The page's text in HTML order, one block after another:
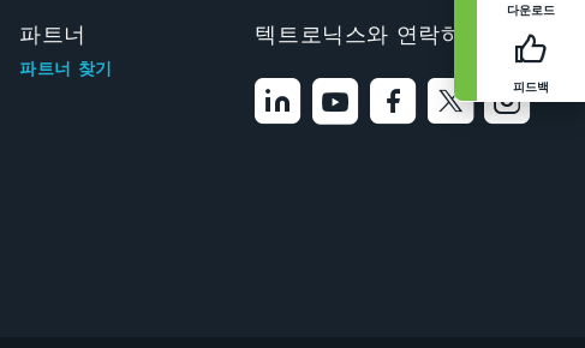
다운로드
피드백
파트너
파트너 찾기
텍트로닉스와 연락하기